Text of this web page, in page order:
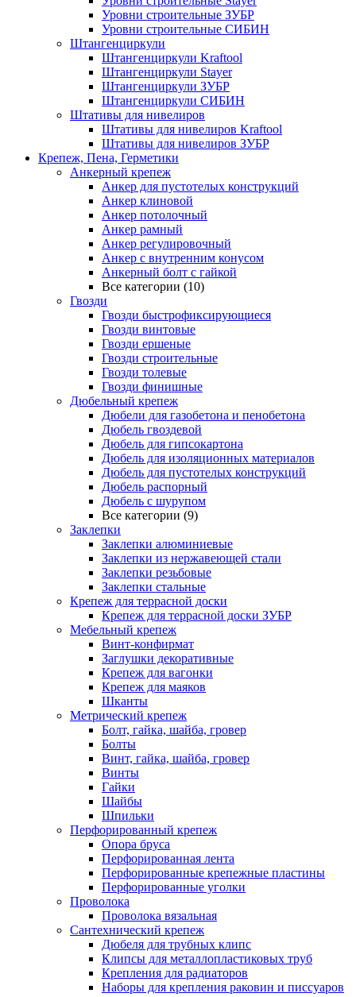
Уровни строительные ЗУБР
Уровни строительные СИБИН
Штангенциркули
Штангенциркули Kraftool
Штангенциркули Stayer
Штангенциркули ЗУБР
Штангенциркули СИБИН
Штативы для нивелиров
Штативы для нивелиров Kraftool
Штативы для нивелиров ЗУБР
Крепеж, Пена, Герметики
Анкерный крепеж
Анкер для пустотелых конструкций
Анкер клиновой
Анкер потолочный
Анкер рамный
Анкер регулировочный
Анкер с внутренним конусом
Анкерный болт с гайкой
Все категории (10)
Гвозди
Гвозди быстрофиксирующиеся
Гвозди винтовые
Гвозди ершеные
Гвозди строительные
Гвозди толевые
Гвозди финишные
Дюбельный крепеж
Дюбели для газобетона и пенобетона
Дюбель гвоздевой
Дюбель для гипсокартона
Дюбель для изоляционных материалов
Дюбель для пустотелых конструкций
Дюбель распорный
Дюбель с шурупом
Все категории (9)
Заклепки
Заклепки алюминиевые
Заклепки из нержавеющей стали
Заклепки резьбовые
Заклепки стальные
Крепеж для террасной доски
Крепеж для террасной доски ЗУБР
Мебельный крепеж
Винт-конфирмат
Заглушки декоративные
Крепеж для вагонки
Крепеж для маяков
Шканты
Метрический крепеж
Болт, гайка, шайба, гровер
Болты
Винт, гайка, шайба, гровер
Винты
Гайки
Шайбы
Шпильки
Перфорированный крепеж
Опора бруса
Перфорированная лента
Перфорированные крепежные пластины
Перфорированные уголки
Проволока
Проволока вязальная
Сантехнический крепеж
Дюбеля для трубных клипс
Клипсы для металлопластиковых труб
Крепления для радиаторов
Наборы для крепления раковин и писсуаров